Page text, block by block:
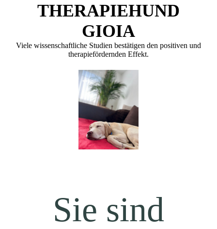
THERAPIEHUND
GIOIA
Viele wissenschaftliche Studien bestätigen den positiven und
therapiefördernden Effekt.
Sie sind